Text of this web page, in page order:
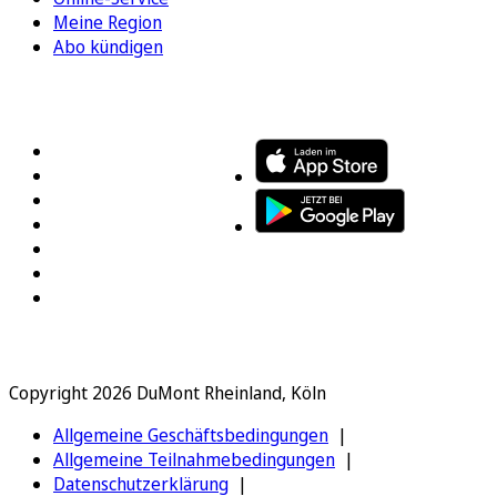
Meine Region
Abo kündigen
Copyright 2026 DuMont Rheinland, Köln
Allgemeine Geschäftsbedingungen
Allgemeine Teilnahmebedingungen
Datenschutzerklärung